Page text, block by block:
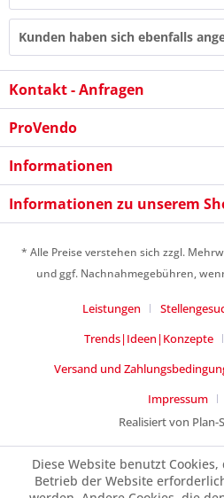
Ich habe die
verstanden und stimme zu. *
Senden
Kunden haben sich ebenfalls
Kontakt - Anfragen
ProVendo
Informationen
Informationen zu unserem
* Alle Preise verstehen sich zzgl.
und ggf. Nachnahmegebühren,
Leistungen
Trends|Ideen|Konzepte
Versand und
Impressum
Realisiert von Plan-
Diese Website benutzt
Betrieb der Website